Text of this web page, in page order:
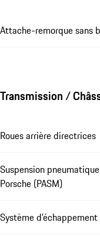
Attache-remorque sans
Transmission /
Roues arrière directrices
Suspension
Porsche (PASM)
Système